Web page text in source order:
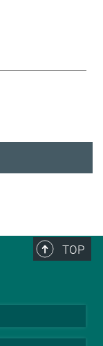
TOP